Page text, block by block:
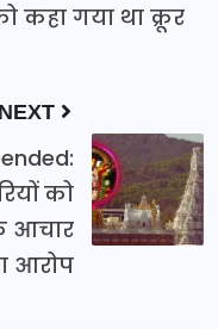
कहा गया था क्रूर
NEXT
को
आचार
आरोप